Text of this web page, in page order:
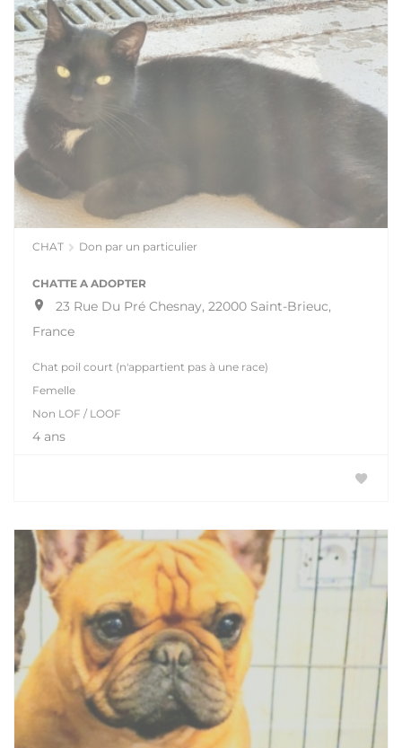
CHAT Don par un particulier
CHATTE A ADOPTER
23 Rue Du Pré Chesnay, 22000 Saint-Brieuc,
France
Chat poil court (n'appartient pas à une race)
Femelle
Non LOF / LOOF
4 ans